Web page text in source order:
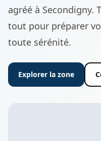
agréé à Secondigny.
tout pour préparer
toute sérénité.
Explorer la zone